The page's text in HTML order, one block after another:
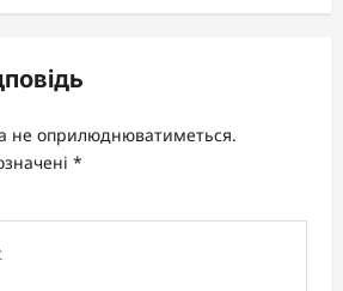
не оприлюднюватиметься.
*